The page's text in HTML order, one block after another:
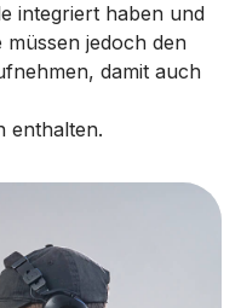
integriert haben und
jedoch den
damit auch
enthalten.